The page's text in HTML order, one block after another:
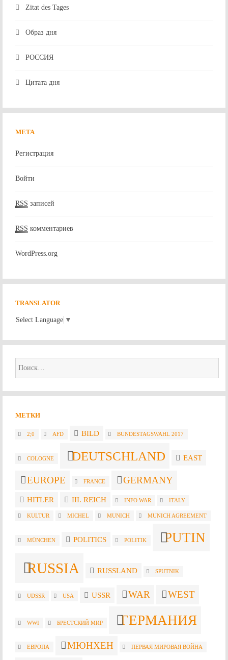
Zitat des Tages
Образ дня
РОССИЯ
Цитата дня
МЕТА
Регистрация
Войти
RSS записей
RSS комментариев
WordPress.org
TRANSLATOR
Select Language ▼
Найти:
МЕТКИ
2;0 AFD BILD BUNDESTAGSWAHL 2017
COLOGNE DEUTSCHLAND EAST
EUROPE FRANCE GERMANY
HITLER III. REICH INFO WAR ITALY
KULTUR MICHEL MUNICH MUNICH AGREEMENT
MÜNCHEN POLITICS POLITIK PUTIN
RUSSIA RUSSLAND SPUTNIK
UDSSR USA USSR WAR WEST
WWI БРЕСТСКИЙ МИР ГЕРМАНИЯ
ЕВРОПА МЮНХЕН ПЕРВАЯ МИРОВАЯ ВОЙНА